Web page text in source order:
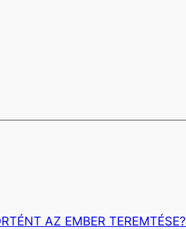
AZ EMBER TEREMTÉSE?